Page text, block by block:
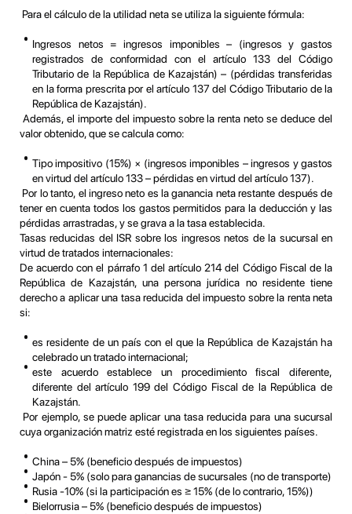
Para el cálculo de la utilidad neta se utiliza la siguiente fórmula:
Ingresos netos = ingresos imponibles – (ingresos y gastos
registrados de conformidad con el artículo 133 del Código
Tributario de la República de Kazajstán) – (pérdidas transferidas
en la forma prescrita por el artículo 137 del Código Tributario de la
República de Kazajstán).
Además, el importe del impuesto sobre la renta neto se deduce del
valor obtenido, que se calcula como:
Tipo impositivo (15%) × (ingresos imponibles – ingresos y gastos
en virtud del artículo 133 – pérdidas en virtud del artículo 137).
Por lo tanto, el ingreso neto es la ganancia neta restante después de
tener en cuenta todos los gastos permitidos para la deducción y las
pérdidas arrastradas, y se grava a la tasa establecida.
Tasas reducidas del ISR sobre los ingresos netos de la sucursal en
virtud de tratados internacionales:
De acuerdo con el párrafo 1 del artículo 214 del Código Fiscal de la
República de Kazajstán, una persona jurídica no residente tiene
derecho a aplicar una tasa reducida del impuesto sobre la renta neta
si:
es residente de un país con el que la República de Kazajstán ha
celebrado un tratado internacional;
este acuerdo establece un procedimiento fiscal diferente,
diferente del artículo 199 del Código Fiscal de la República de
Kazajstán.
Por ejemplo, se puede aplicar una tasa reducida para una sucursal
cuya organización matriz esté registrada en los siguientes países.
China – 5% (beneficio después de impuestos)
Japón - 5% (solo para ganancias de sucursales (no de transporte)
Rusia -10% (si la participación es ≥ 15% (de lo contrario, 15%))
Bielorrusia – 5% (beneficio después de impuestos)